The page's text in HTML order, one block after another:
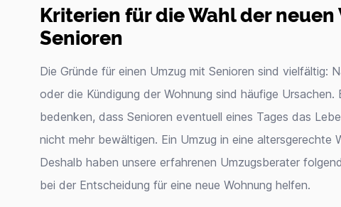
Kriterien für die Wahl der
Senioren
Die Gründe für einen Umzug mit Senioren sind vielfältig:
oder die Kündigung der Wohnung sind häufige Ursachen.
bedenken, dass Senioren eventuell eines Tages das
nicht mehr bewältigen. Ein Umzug in eine altersgerechte
Deshalb haben unsere erfahrenen Umzugsberater
bei der Entscheidung für eine neue Wohnung helfen.